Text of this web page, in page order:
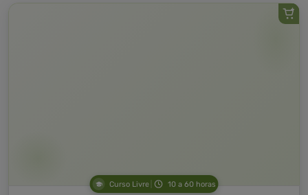
Curso Livre 10 a 60 horas